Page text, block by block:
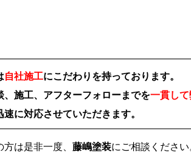
自社施工にこだわりを持っております。
施工、アフターフォローまでを一貫し
に対応させていただきます。
は是非一度、 藤嶋塗装にご相談くださ